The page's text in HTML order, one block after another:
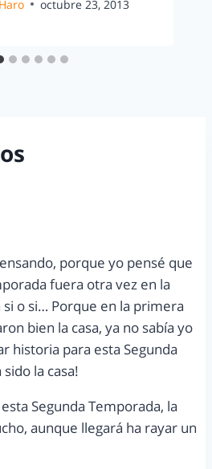
octubre 23, 2013
porque yo pensé que
fuera otra vez en la
si o si… Porque en la primera
bien la casa, ya no sabía yo
historia para esta Segunda
la casa!
Segunda Temporada, la
aunque llegará ha rayar un